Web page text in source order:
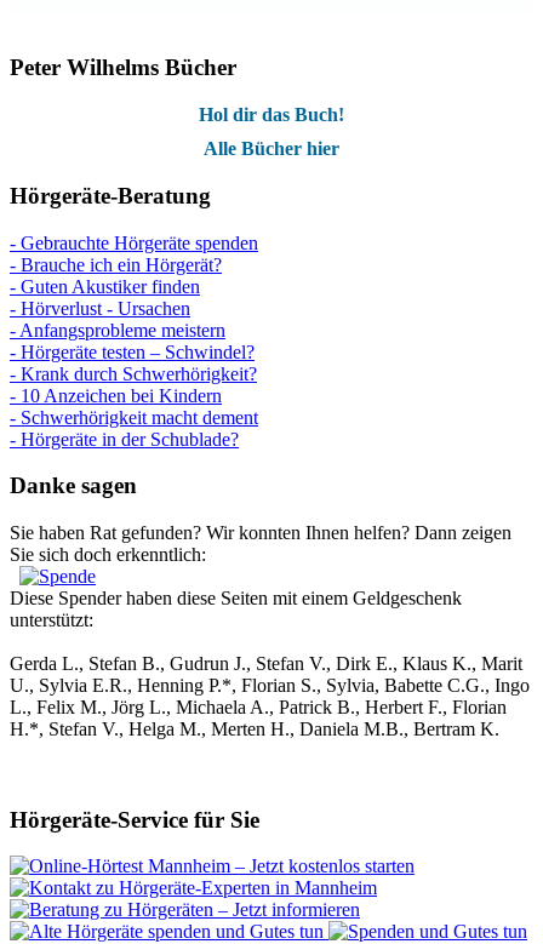
Peter Wilhelms Bücher
Hol dir das Buch!
Alle Bücher hier
Hörgeräte-Beratung
- Gebrauchte Hörgeräte spenden
- Brauche ich ein Hörgerät?
- Guten Akustiker finden
- Hörverlust - Ursachen
- Anfangsprobleme meistern
- Hörgeräte testen – Schwindel?
- Krank durch Schwerhörigkeit?
- 10 Anzeichen bei Kindern
- Schwerhörigkeit macht dement
- Hörgeräte in der Schublade?
Danke sagen
Sie haben Rat gefunden? Wir konnten Ihnen helfen? Dann zeigen
Sie sich doch erkenntlich:
Diese Spender haben diese Seiten mit einem Geldgeschenk
unterstützt:
Gerda L., Stefan B., Gudrun J., Stefan V., Dirk E., Klaus K., Marit
U., Sylvia E.R., Henning P.*, Florian S., Sylvia, Babette C.G., Ingo
L., Felix M., Jörg L., Michaela A., Patrick B., Herbert F., Florian
H.*, Stefan V., Helga M., Merten H., Daniela M.B., Bertram K.
Hörgeräte-Service für Sie